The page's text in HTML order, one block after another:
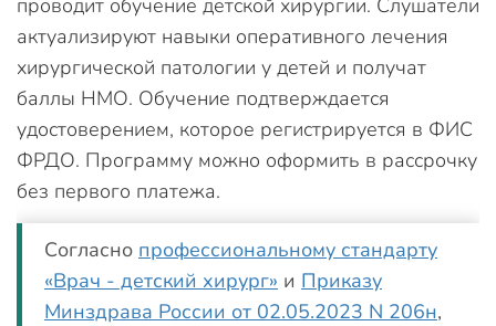
актуализируют навыки оперативного лечения
хирургической патологии у детей и получат
баллы НМО. Обучение подтверждается
удостоверением, которое регистрируется в ФИС
ФРДО. Программу можно оформить в рассрочку
без первого платежа.
Согласно профессиональному стандарту
«Врач - детский хирург» и Приказу
Минздрава России от 02.05.2023 N 206н,